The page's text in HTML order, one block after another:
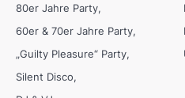
80er Jahre Party
60er & 70er Jahre Party
„Guilty Pleasure“ Party
Silent Disco